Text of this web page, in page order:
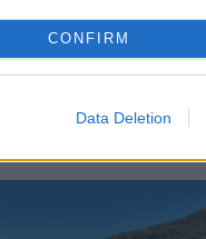
CONFIRM
Data Deletion